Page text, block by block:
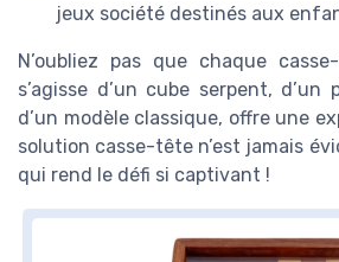
jeux société destinés aux
N’oubliez pas que chaque
s’agisse d’un cube serpent, d’un
d’un modèle classique, offre une
solution casse-tête n’est jamais
qui rend le défi si captivant !